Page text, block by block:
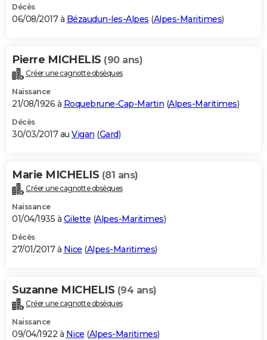
Décès
06/08/2017 à Bézaudun-les-Alpes (Alpes-Maritimes)
Pierre MICHELIS (90 ans)
Créer une cagnotte obsèques
Naissance
21/08/1926 à Roquebrune-Cap-Martin (Alpes-Maritimes)
Décès
30/03/2017 au Vigan (Gard)
Marie MICHELIS (81 ans)
Créer une cagnotte obsèques
Naissance
01/04/1935 à Gilette (Alpes-Maritimes)
Décès
27/01/2017 à Nice (Alpes-Maritimes)
Suzanne MICHELIS (94 ans)
Créer une cagnotte obsèques
Naissance
09/04/1922 à Nice (Alpes-Maritimes)